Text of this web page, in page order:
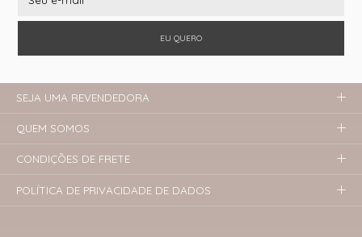
EU QUERO
SEJA UMA REVENDEDORA
QUEM SOMOS
CONDIÇÕES DE FRETE
POLÍTICA DE PRIVACIDADE DE DADOS